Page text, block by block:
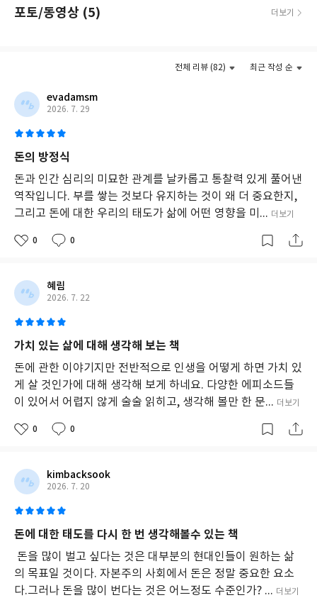
을
이
다.
자
는
물
질
적
부
에
착
보
다
개
인
적
인
게
임
으
나
도
록
자
들
을
이
끈
다.
돈
포토/동영상 (5) 더보기
전체 리뷰 (82) 최근 작성 순
evadamsm
2026. 7. 29
돈의 방정식
돈과 인간 심리의 미묘한 관계를 날카롭고 통찰력 있게 풀어낸
역작입니다. 부를 쌓는 것보다 유지하는 것이 왜 더 중요한지,
그리고 돈에 대한 우리의 태도가 삶에 어떤 영향을 미... 더보기
0 0
혜림
2026. 7. 22
가치 있는 삶에 대해 생각해 보는 책
돈에 관한 이야기지만 전반적으로 인생을 어떻게 하면 가치 있
게 살 것인가에 대해 생각해 보게 하네요. 다양한 에피소드들
이 있어서 어렵지 않게 술술 읽히고, 생각해 볼만 한 문... 더보기
0 0
kimbacksook
2026. 7. 20
돈에 대한 태도를 다시 한 번 생각해볼수 있는 책
돈을 많이 벌고 싶다는 것은 대부분의 현대인들이 원하는 삶
의 목표일 것이다. 자본주의 사회에서 돈은 정말 중요한 요소
다.그러나 돈을 많이 번다는 것은 어느정도 수준인가? ... 더보기